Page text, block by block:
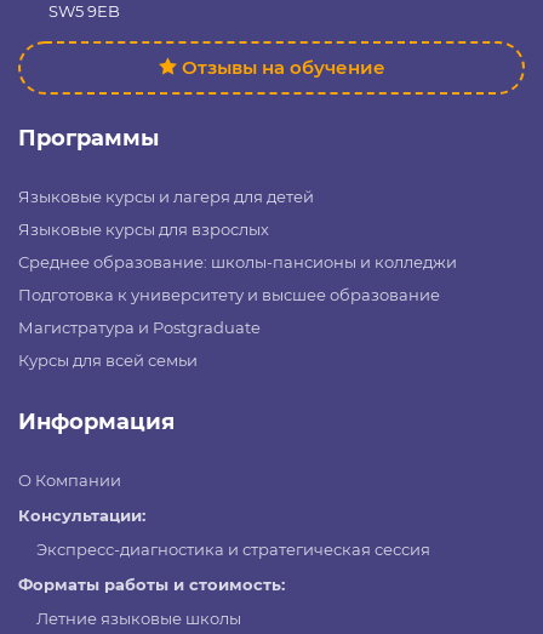
SW5 9EB
Отзывы на обучение
Программы
Языковые курсы и лагеря для детей
Языковые курсы для взрослых
Среднее образование: школы-пансионы и колледжи
Подготовка к университету и высшее образование
Магистратура и Postgraduate
Курсы для всей семьи
Информация
О Компании
Консультации:
Экспресс-диагностика и стратегическая сессия
Форматы работы и стоимость:
Летние языковые школы